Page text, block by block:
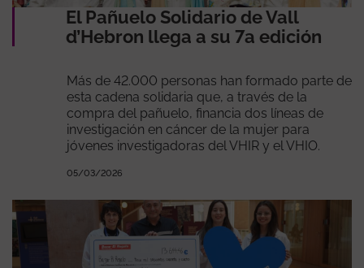
El Pañuelo Solidario de Vall
d’Hebron llega a su 7a edición
Más de 42.000 personas han formado parte de
esta cadena solidaria que, a través de la
compra del pañuelo, financia dos líneas de
investigación en cáncer de la mujer para
jóvenes investigadoras del VHIR y el VHIO.
05/03/2026